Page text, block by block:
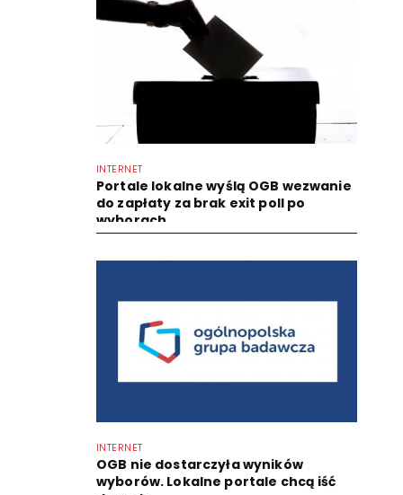
INTERNET
Portale lokalne wyślą OGB wezwanie
do zapłaty za brak exit poll po
wyborach
INTERNET
OGB nie dostarczyła wyników
wyborów. Lokalne portale chcą iść